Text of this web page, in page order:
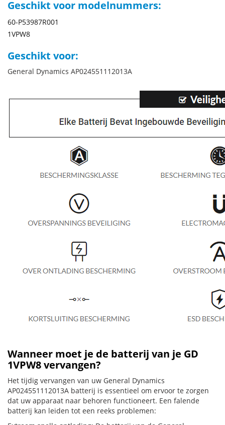
Geschikt voor modelnummers:
60-P53987R001
1VPW8
Geschikt voor:
General Dynamics AP024551112013A
Wanneer moet je de batterij van je GD
1VPW8 vervangen?
Het tijdig vervangen van uw General Dynamics
AP024551112013A batterij is essentieel om ervoor te zorgen
dat uw apparaat naar behoren functioneert. Een falende
batterij kan leiden tot een reeks problemen: